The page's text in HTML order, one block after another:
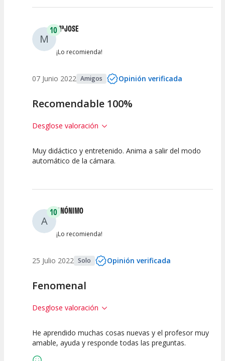
Guia
M
10MªJOSE
¡Lo recomienda!
07 Junio 2022 Amigos Opinión verificada
Recomendable 100%
Desglose valoración
10 10
Guia
Muy didáctico y entretenido. Anima a salir del modo
automático de la cámara.
A
10ANÓNIMO
¡Lo recomienda!
25 Julio 2022 Solo Opinión verificada
Fenomenal
Desglose valoración
10 10
He aprendido muchas cosas nuevas y el profesor muy
amable, ayuda y responde todas las preguntas.